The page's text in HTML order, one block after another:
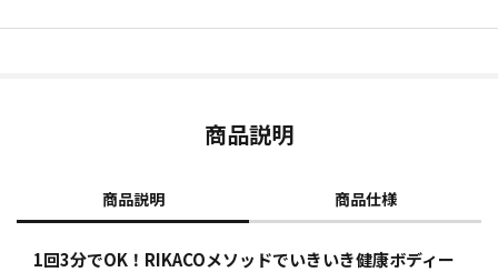
商品説明
商品説明 商品仕様
1回3分でOK！RIKACOメソッドでいきいき健康ボディー